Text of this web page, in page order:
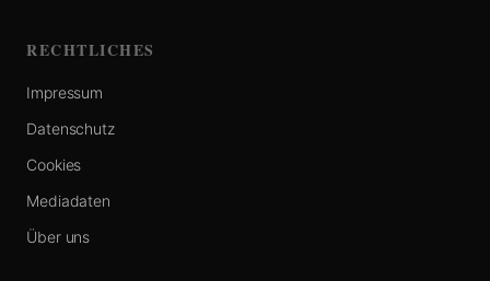
RECHTLICHES
Impressum
Datenschutz
Cookies
Mediadaten
Über uns